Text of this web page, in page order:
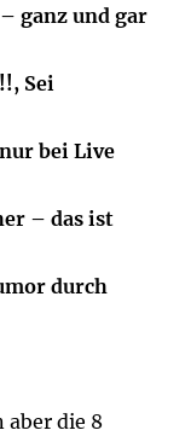
ganz und gar
Sei
bei Live
– das ist
durch
aber die 8